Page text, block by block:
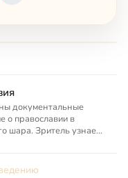
документальные
о православии в
шара. Зритель узнает